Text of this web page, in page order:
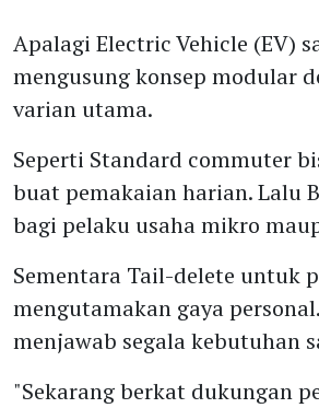
Apalagi Electric Vehicle (EV)
mengusung konsep modular
varian utama.
Seperti Standard commuter
buat pemakaian harian. Lalu
bagi pelaku usaha mikro
Sementara Tail-delete untuk
mengutamakan gaya
menjawab segala kebutuhan
"Sekarang berkat dukungan